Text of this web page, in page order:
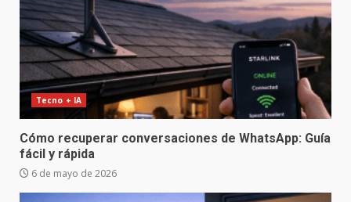
Tecno + IA
Cómo recuperar conversaciones de WhatsApp: Guía
fácil y rápida
6 de mayo de 2026